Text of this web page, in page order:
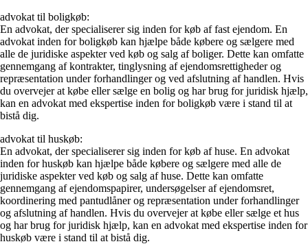
advokat til boligkøb:
En advokat, der specialiserer sig inden for køb af fast ejendom. En
advokat inden for boligkøb kan hjælpe både købere og sælgere med
alle de juridiske aspekter ved køb og salg af boliger. Dette kan omfatte
gennemgang af kontrakter, tinglysning af ejendomsrettigheder og
repræsentation under forhandlinger og ved afslutning af handlen. Hvis
du overvejer at købe eller sælge en bolig og har brug for juridisk hjælp,
kan en advokat med ekspertise inden for boligkøb være i stand til at
bistå dig.
advokat til huskøb:
En advokat, der specialiserer sig inden for køb af huse. En advokat
inden for huskøb kan hjælpe både købere og sælgere med alle de
juridiske aspekter ved køb og salg af huse. Dette kan omfatte
gennemgang af ejendomspapirer, undersøgelser af ejendomsret,
koordinering med pantudlåner og repræsentation under forhandlinger
og afslutning af handlen. Hvis du overvejer at købe eller sælge et hus
og har brug for juridisk hjælp, kan en advokat med ekspertise inden for
huskøb være i stand til at bistå dig.